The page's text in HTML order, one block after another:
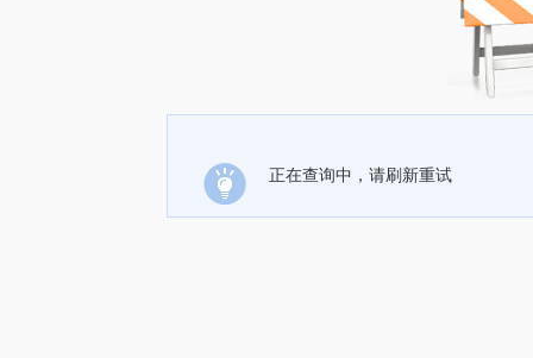
正在查询中，请刷新重试